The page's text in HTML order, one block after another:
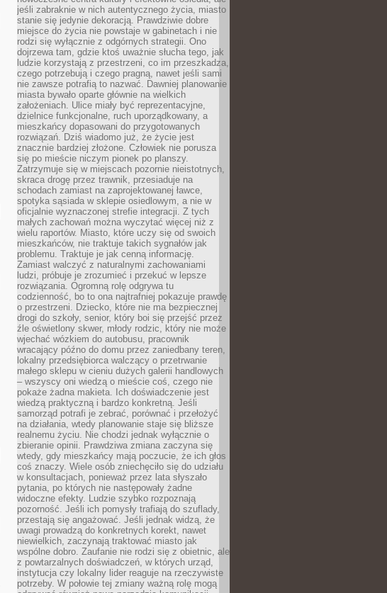
jeśli zabraknie w nich autentycznego życia, miasto
stanie się jedynie dekoracją. Prawdziwie dobre
miejsce do życia nie powstaje w gabinetach i nie
rodzi się wyłącznie z odgórnych strategii. Ono
dojrzewa tam, gdzie ktoś uważnie słucha tego, jak
ludzie korzystają z przestrzeni, co im przeszkadza,
czego potrzebują i czego pragną, nawet jeśli sami
nie zawsze potrafią to nazwać. Dawniej planowanie
miasta bywało oparte głównie na wielkich
założeniach. Ulice miały być reprezentacyjne,
dzielnice funkcjonalne, ruch uporządkowany, a
mieszkańcy dopasowani do przygotowanych
rozwiązań. Dziś wiadomo już, że życie jest
znacznie bardziej złożone. Człowiek nie porusza
się po mieście niczym pionek po planszy.
Zatrzymuje się w miejscach pozornie nieistotnych,
skraca drogę przez trawnik, przesiaduje na
schodach zamiast na zaprojektowanej ławce,
spotyka sąsiada w sklepie osiedlowym, a nie w
oficjalnie wyznaczonej strefie integracji. Z tych
małych zachowań można wyczytać więcej niż z
wielu raportów. Miasto, które uczy się od swoich
mieszkańców, nie traktuje takich sygnałów jak
problemu. Traktuje je jak cenną informację.
Zamiast walczyć z naturalnymi zachowaniami
ludzi, próbuje je zrozumieć i przekuć w lepsze
rozwiązania. Ogromną rolę odgrywa tu
codzienność, bo to ona najtrafniej pokazuje prawdę
o przestrzeni. Dziecko, które nie ma bezpiecznej
drogi do szkoły, senior, który boi się przejść przez
źle oświetlony skwer, młody rodzic, który nie może
wjechać wózkiem do autobusu, pracownik
wracający późno do domu przez zaniedbany teren,
lokalny przedsiębiorca walczący o przetrwanie
małego sklepu w cieniu dużych galerii handlowych
– wszyscy oni wiedzą o mieście coś, czego nie
pokaże żadna makieta. Ich doświadczenie jest
wiedzą praktyczną i bardzo konkretną. Jeśli
samorząd potrafi je zebrać, porównać i przełożyć
na działania, wtedy planowanie staje się bliższe
realnemu życiu. Nie chodzi jednak wyłącznie o
zbieranie opinii. Prawdziwa zmiana zaczyna się
wtedy, gdy mieszkańcy mają poczucie, że ich głos
coś znaczy. Wiele osób zniechęciło się do udziału
w konsultacjach, ponieważ przez lata słyszało
pytania, po których nie następowały żadne
widoczne efekty. Ludzie szybko rozpoznają
pozorność. Jeśli ich pomysły trafiają do szuflady,
przestają się angażować. Jeśli jednak widzą, że
uwagi prowadzą do konkretnych korekt, nawet
niewielkich, zaczynają traktować miasto jak
wspólne dobro. Zaufanie nie rodzi się z obietnic, ale
z powtarzalnych doświadczeń, w których urząd,
instytucja czy lokalny lider reaguje na rzeczywiste
potrzeby. W połowie tej zmiany ważną rolę mogą